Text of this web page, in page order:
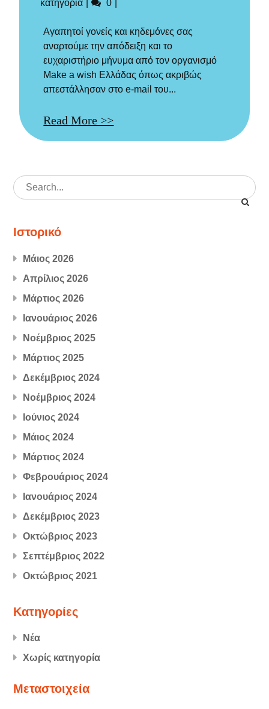
κατηγορία
0
Αγαπητοί γονείς και κηδεμόνες σας
αναρτούμε την απόδειξη και το
ευχαριστήριο μήνυμα από τον οργανισμό
Μake a wish Ελλάδας όπως ακριβώς
απεστάλλησαν στο e-mail του...
Read More >>
Search
for:
Ιστορικό
Μάιος 2026
Απρίλιος 2026
Μάρτιος 2026
Ιανουάριος 2026
Νοέμβριος 2025
Μάρτιος 2025
Δεκέμβριος 2024
Νοέμβριος 2024
Ιούνιος 2024
Μάιος 2024
Μάρτιος 2024
Φεβρουάριος 2024
Ιανουάριος 2024
Δεκέμβριος 2023
Οκτώβριος 2023
Σεπτέμβριος 2022
Οκτώβριος 2021
Kατηγορίες
Νέα
Χωρίς κατηγορία
Μεταστοιχεία